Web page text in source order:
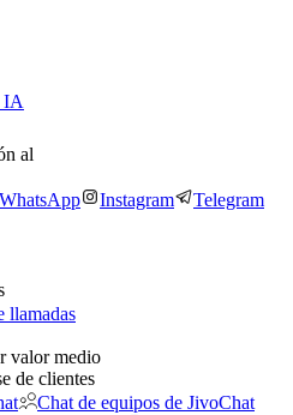
IA
al
WhatsApp Instagram Telegram
llamadas
valor medio
de clientes
Chat de equipos de JivoChat